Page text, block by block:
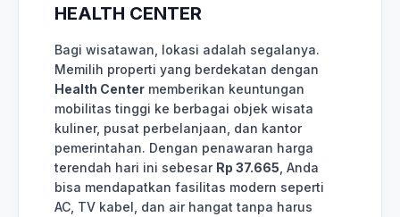
HEALTH CENTER
Bagi wisatawan, lokasi adalah segalanya.
Memilih properti yang berdekatan dengan
Health Center memberikan keuntungan
mobilitas tinggi ke berbagai objek wisata
kuliner, pusat perbelanjaan, dan kantor
pemerintahan. Dengan penawaran harga
terendah hari ini sebesar Rp 37.665 , Anda
bisa mendapatkan fasilitas modern seperti
AC, TV kabel, dan air hangat tanpa harus